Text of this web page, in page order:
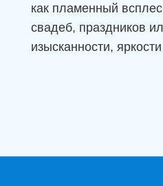
как пламенный
свадеб, праздников
изысканности,